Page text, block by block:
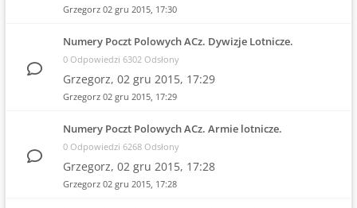
Grzegorz 02 gru 2015, 17:30
Numery Poczt Polowych ACz. Dywizje Lotnicze.
0 Odpowiedzi 6302 Odsłony
Grzegorz, 02 gru 2015, 17:29
Grzegorz 02 gru 2015, 17:29
Numery Poczt Polowych ACz. Armie lotnicze.
0 Odpowiedzi 6268 Odsłony
Grzegorz, 02 gru 2015, 17:28
Grzegorz 02 gru 2015, 17:28